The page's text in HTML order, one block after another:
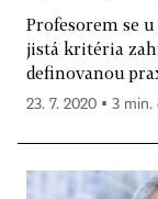
Profesorem se
jistá kritéria
definovanou
23. 7. 2020 ▪ 3 min.